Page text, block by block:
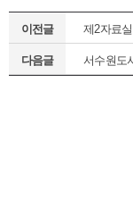
이전글 제2자료
다음글 서수원도